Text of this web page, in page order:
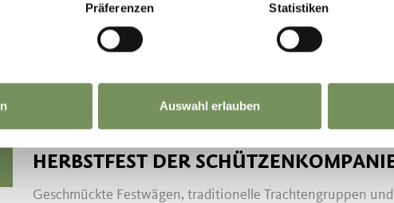
Präferenzen Statistiken
Auswahl erlauben
DIE VIELFALT AN
IM
Schenna 18:00 + weitere Termine
HERBSTFEST DER
Geschmückte Festwägen, traditionelle Trachtengruppen